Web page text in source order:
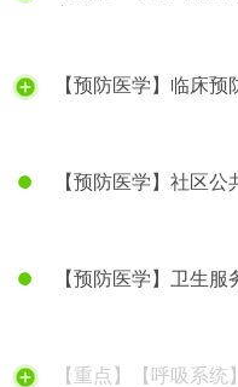
【预防医学】临床预
【预防医学】社区公
【预防医学】卫生
【重点】【呼吸系